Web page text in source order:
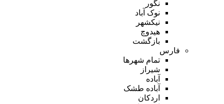
نگور
نوک آباد
نیکشهر
هیدوچ
بازگشت
فارس
تمام شهر‌ها
شیراز
آباده
آباده طشک
اردکان